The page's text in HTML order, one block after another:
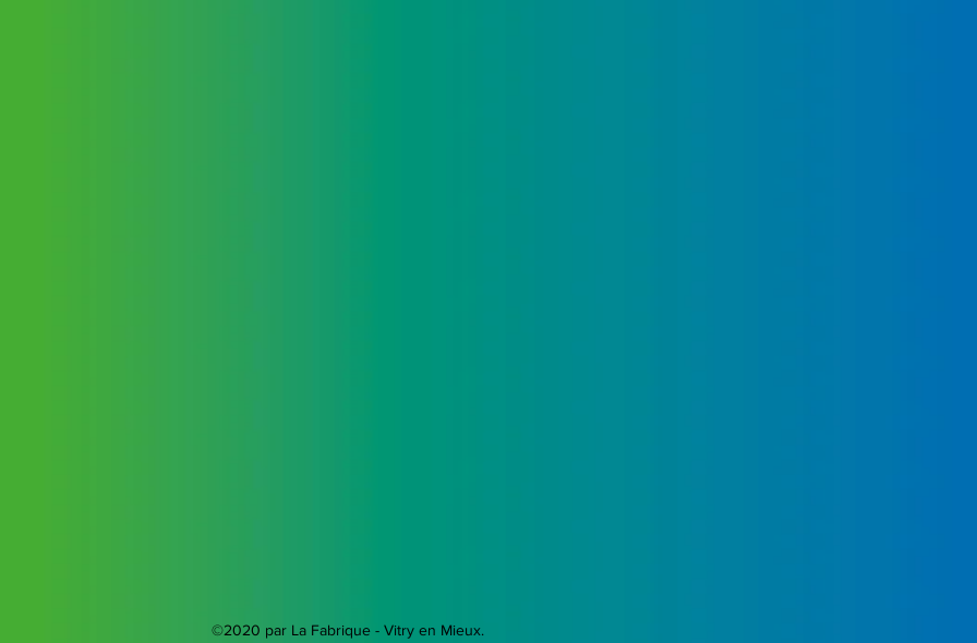
©2020 par La Fabrique - Vitry en Mieux.